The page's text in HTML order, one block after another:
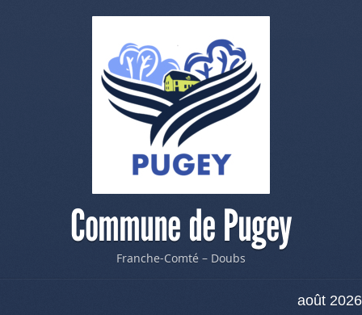
Commune de Pugey
Franche-Comté – Doubs
août 2026